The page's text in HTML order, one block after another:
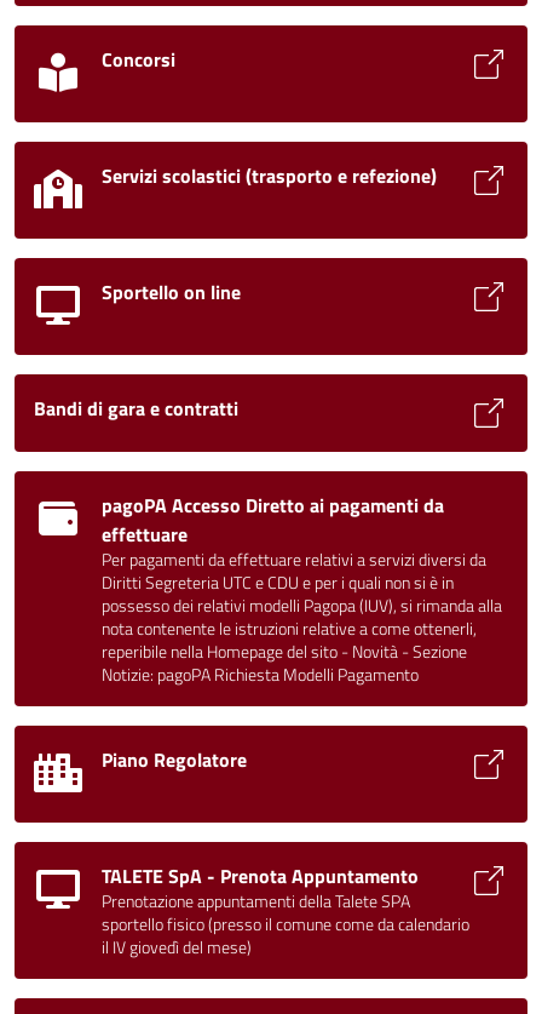
Concorsi
Servizi scolastici (trasporto e refezione)
Sportello on line
Bandi di gara e contratti
pagoPA Accesso Diretto ai pagamenti da
effettuare
Per pagamenti da effettuare relativi a servizi diversi da
Diritti Segreteria UTC e CDU e per i quali non si è in
possesso dei relativi modelli Pagopa (IUV), si rimanda alla
nota contenente le istruzioni relative a come ottenerli,
reperibile nella Homepage del sito - Novità - Sezione
Notizie: pagoPA Richiesta Modelli Pagamento
Piano Regolatore
TALETE SpA - Prenota Appuntamento
Prenotazione appuntamenti della Talete SPA
sportello fisico (presso il comune come da calendario
il IV giovedì del mese)